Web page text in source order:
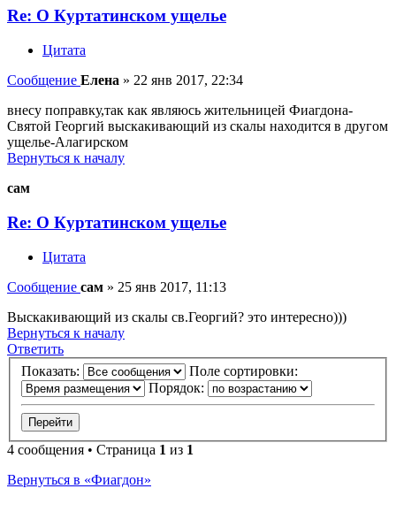
Re: О Куртатинском ущелье
Цитата
Сообщение Елена » 22 янв 2017, 22:34
внесу поправку,так как являюсь жительницей Фиагдона-
Святой Георгий выскакивающий из скалы находится в другом
ущелье-Алагирском
Вернуться к началу
сам
Re: О Куртатинском ущелье
Цитата
Сообщение сам » 25 янв 2017, 11:13
Выскакивающий из скалы св.Георгий? это интересно)))
Вернуться к началу
Ответить
Показать:
Поле сортировки:
Порядок:
4 сообщения • Страница 1 из 1
Вернуться в «Фиагдон»